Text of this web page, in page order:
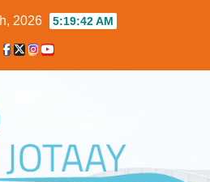
2026 5:19:43 AM